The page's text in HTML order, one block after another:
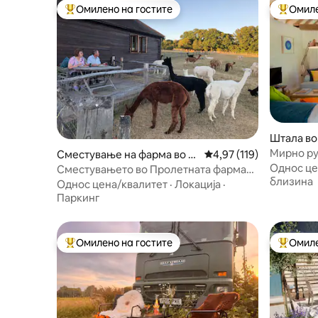
Меѓу најуспешните „Омилени на гостите“
Омилено на гостите
Сместување на фарма во E
ast Sussex
Просечна оцена: 4,97
4,97 (119)
Сместувањето во Пролетната фарма
Алпакас
Однос цена/квалитет · Локација ·
Паркинг
Меѓу
Штала
Мирно
Tractor
Однос
близина
Меѓу најуспешните „Омилени на гостите“
Омилено на гостите Меѓу